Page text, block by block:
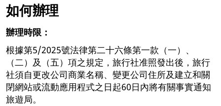
如何辦理
辦理時限：
根據第5/2025號法律第二十六條第一款（一）、
（二）及（五）項之規定，旅行社准照發出後，旅行
社須自更改公司商業名稱、變更公司住所及建立和關
閉網站或流動應用程式之日起60日內將有關事實通知
旅遊局。